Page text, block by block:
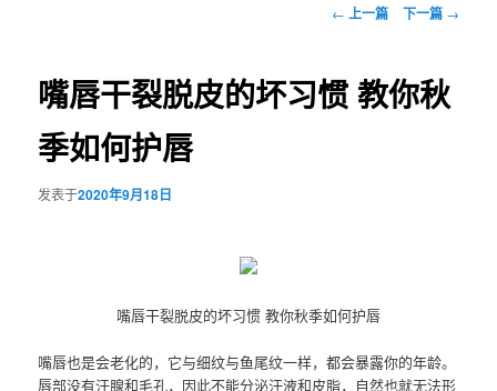
文
航
← 上一篇 下一篇 →
嘴唇干裂脱皮的坏习惯 教你秋
季如何护唇
发表于2020年9月18日
嘴唇干裂脱皮的坏习惯 教你秋季如何护唇
嘴唇也是会老化的，它与细纹与鱼尾纹一样，都会暴露你的年龄。
唇部没有汗腺和毛孔，因此不能分泌汗液和皮脂，自然也就无法形